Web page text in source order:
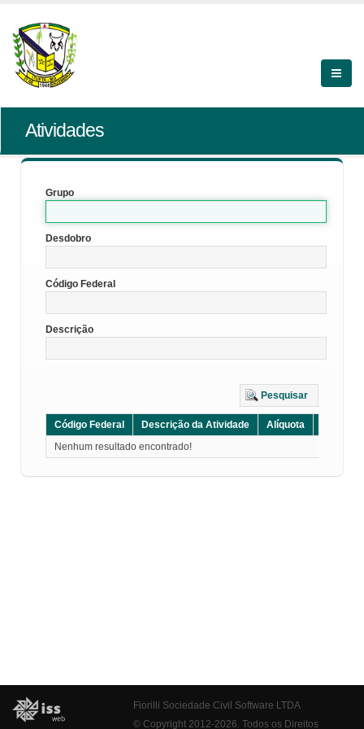
Atividades
Grupo
Desdobro
Código Federal
Descrição
Pesquisar
Código Federal Descrição da Atividade Alíquota
Nenhum resultado encontrado!
Fiorilli Sociedade Civil Software LTDA
© Copyright 2012-2026. Todos os Direitos